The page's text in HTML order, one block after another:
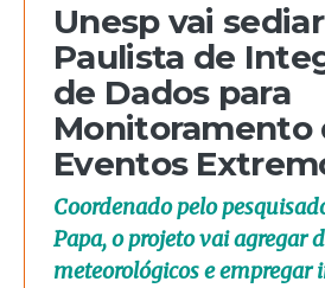
Unesp vai
Paulista de
de Dados para
Monitoramento
Eventos
Coordenado pelo
Papa, o projeto vai agregar
meteorológicos e empregar